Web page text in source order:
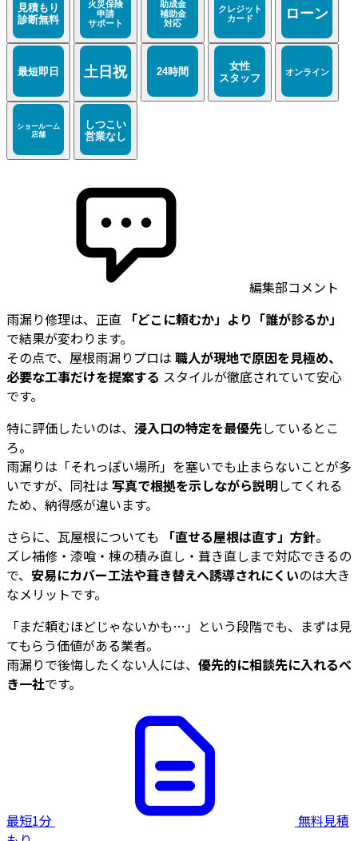
編集部コメント
雨漏り修理は、正直 「どこに頼むか」より「誰が診るか」
で結果が変わります。
その点で、屋根雨漏りプロは 職人が現地で原因を見極め、
必要な工事だけを提案する スタイルが徹底されていて安心
です。
特に評価したいのは、 浸入口の特定を最優先しているとこ
ろ。
雨漏りは「それっぽい場所」を塞いでも止まらないことが多
いですが、同社は 写真で根拠を示しながら説明してくれる
ため、納得感が違います。
さらに、瓦屋根についても
「直せる屋根は直す」方針。
ズレ補修・漆喰・棟の積み直し・葺き直しまで対応できるの
で、 安易にカバー工法や葺き替えへ誘導されにくいのは大き
なメリットです。
「まだ頼むほどじゃないかも…」という段階でも、まずは見
てもらう価値がある業者。
雨漏りで後悔したくない人には、 優先的に相談先に入れるべ
き一社です。
最短1分
無料見積